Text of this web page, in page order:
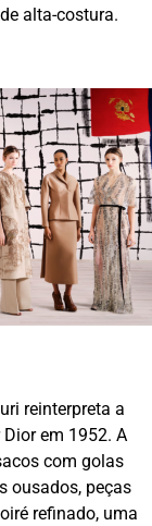
alta-costura.
reinterpreta a
em 1952. A
com golas
ousados, peças
refinado, uma